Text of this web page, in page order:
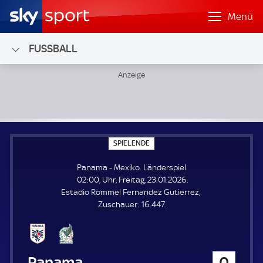
Menü
FUSSBALL
SPIELENDE
P
E
L
E
N
E
Panama - Mexiko. Länderspiel.
02:00, Uhr, Freitag, 23.01.2026.
Estadio Rommel Fernandez Gutierrez
Zuschauer: Z
16.447.